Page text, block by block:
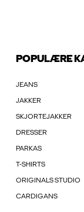
POPULÆRE
JEANS
JAKKER
SKJORTEJAKKER
DRESSER
PARKAS
T-SHIRTS
ORIGINALS STUDIO
CARDIGANS